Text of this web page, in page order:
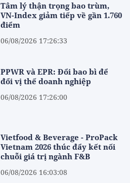
Tâm lý thận trọng bao trùm,
VN-Index giảm tiếp về gần 1.760
điểm
06/08/2026 17:26:33
PPWR và EPR: Đổi bao bì để
đổi vị thế doanh nghiệp
06/08/2026 17:26:00
Vietfood & Beverage - ProPack
Vietnam 2026 thúc đẩy kết nối
chuỗi giá trị ngành F&B
06/08/2026 16:03:08